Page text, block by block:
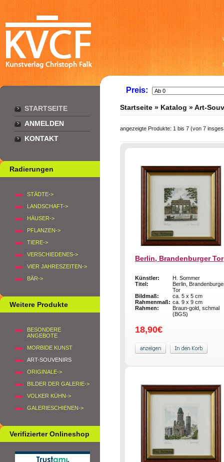
STARTSEITE
ANMELDEN
KONTAKT
Radierungen
STÄDTE->
LANDSCHAFT->
HÄUSER->
PFLANZEN->
TIERE->
VERSCHIEDENES->
VIER JAHRESZEITEN->
BÄR->
Weitere Produkte
BESONDERE
ANGEBOTE
MORBIDE KUNST
ART-SOUVENIRS
ORIGINALE->
BILDER DER GALERIE->
VOLKER KÜHN->
GALERIESCHIENEN->
Verifizierter Onlineshop
Preis:
Startseite » Katalog »Art-
angezeigte Produkte: 1 bis 7 (von 7
Berlin, Brandenburger Tor
Künstler:
H. Sommer
Titel:
Berlin,
Tor
Bildmaß:
ca. 5 x 5 cm
Rahmenmaß: ca. 9 x 9 cm
Rahmen:
Braun-gold, schmal
(BGS)
18,90€